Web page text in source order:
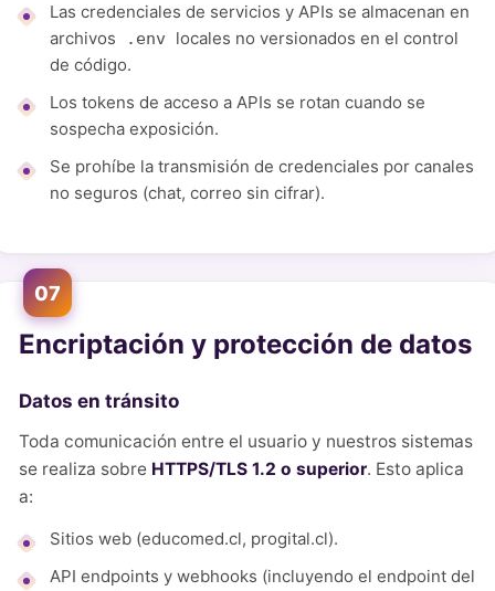
Las credenciales de servicios y APIs se almacenan en
archivos
.env
locales no versionados en el control
de código.
Los tokens de acceso a APIs se rotan cuando se
sospecha exposición.
Se prohíbe la transmisión de credenciales por canales
no seguros (chat, correo sin cifrar).
07
Encriptación y protección de datos
Datos en tránsito
Toda comunicación entre el usuario y nuestros sistemas
se realiza sobre HTTPS/TLS 1.2 o superior. Esto aplica
a:
Sitios web (educomed.cl, progital.cl).
API endpoints y webhooks (incluyendo el endpoint del